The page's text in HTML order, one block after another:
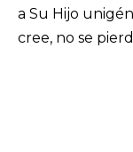
a Su Hijo
cree, no se